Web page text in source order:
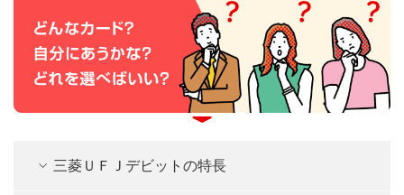
使った分の引き落としは？
すぐ 後日
使える金額の制限は？
決めた上限額まで
ットショップ等、Visa、JCBが使えるお店ならどこでも
ご利用いただけます。
三菱ＵＦＪデビットの特長